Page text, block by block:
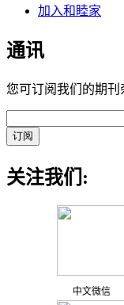
加入和睦家
通讯
您可订阅我们的期刊
关注我们:
中文微信